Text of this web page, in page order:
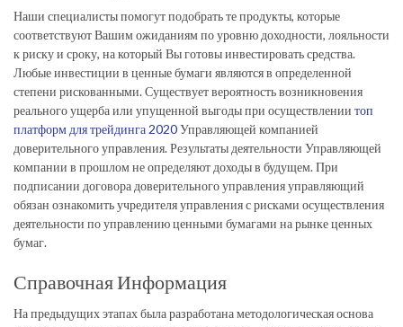
Наши специалисты помогут подобрать те продукты, которые
соответствуют Вашим ожиданиям по уровню доходности, лояльности
к риску и сроку, на который Вы готовы инвестировать средства.
Любые инвестиции в ценные бумаги являются в определенной
степени рискованными. Существует вероятность возникновения
реального ущерба или упущенной выгоды при осуществлении топ
платформ для трейдинга 2020Управляющей компанией
доверительного управления. Результаты деятельности Управляющей
компании в прошлом не определяют доходы в будущем. При
подписании договора доверительного управления управляющий
обязан ознакомить учредителя управления с рисками осуществления
деятельности по управлению ценными бумагами на рынке ценных
бумаг.
Справочная Информация
На предыдущих этапах была разработана методологическая основа